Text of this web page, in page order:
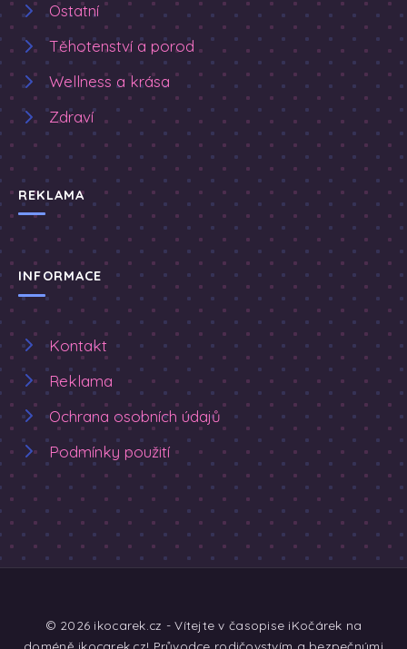
Ostatní
Těhotenství a porod
Wellness a krása
Zdraví
REKLAMA
INFORMACE
Kontakt
Reklama
Ochrana osobních údajů
Podmínky použití
© 2026 ikocarek.cz - Vítejte v časopise iKočárek na